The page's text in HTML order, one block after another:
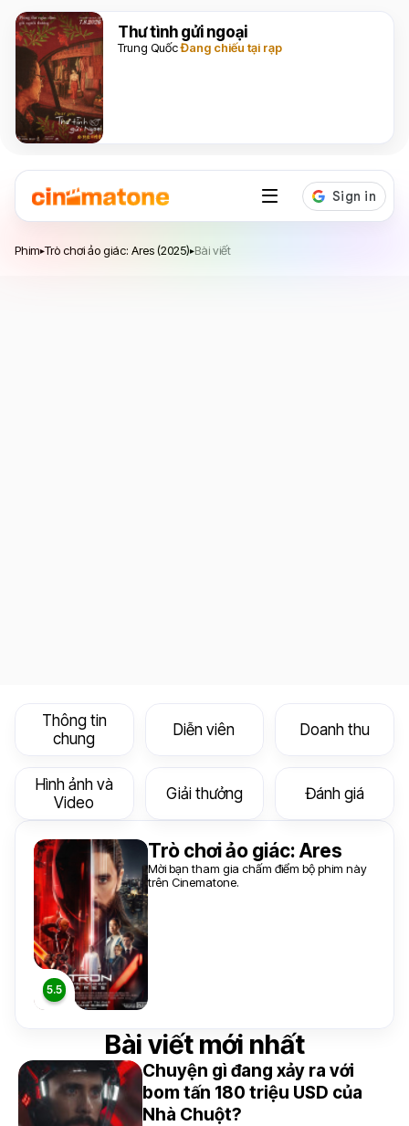
Thư tình gửi ngoại
Trung QuốcĐang chiếu tại rạp
Phim▸Trò chơi ảo giác: Ares (2025)▸Bài viết
Thông tin
chung
Diễn viên Doanh thu
Hình ảnh và
Video
Giải thưởng Đánh giá
Bài viết mới nhất
Chuyện gì đang xảy ra với
bom tấn 180 triệu USD của
Nhà Chuột?
Trò chơi ảo giác: Ares
Mời bạn tham gia chấm điểm bộ phim này
trên Cinematone.